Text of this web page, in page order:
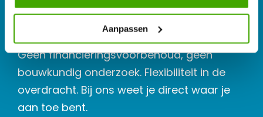
Aanpassen
Direct zekerheid
Geen financieringsvoorbehoud, geen
bouwkundig onderzoek. Flexibiliteit in de
overdracht. Bij ons weet je direct waar je
aan toe bent.